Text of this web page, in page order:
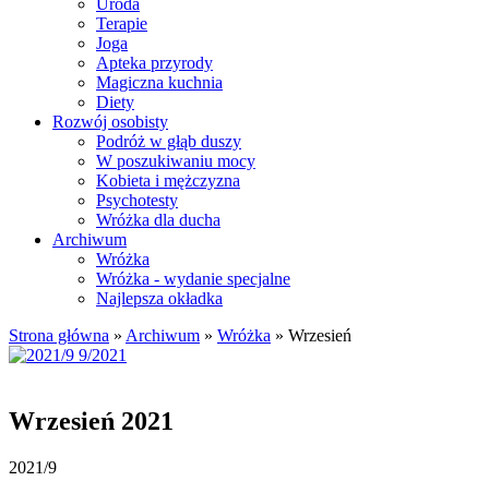
Uroda
Terapie
Joga
Apteka przyrody
Magiczna kuchnia
Diety
Rozwój osobisty
Podróż w głąb duszy
W poszukiwaniu mocy
Kobieta i mężczyzna
Psychotesty
Wróżka dla ducha
Archiwum
Wróżka
Wróżka - wydanie specjalne
Najlepsza okładka
Strona główna » Archiwum » Wróżka » Wrzesień
Wrzesień 2021
2021/9